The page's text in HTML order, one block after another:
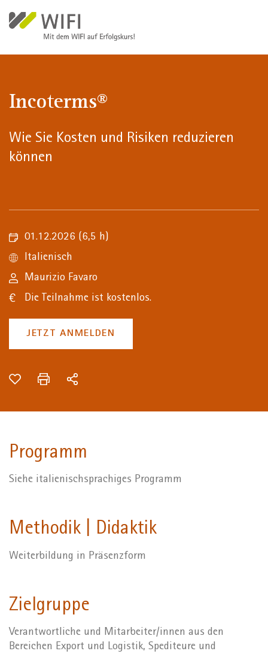
Incoterms®
Wie Sie Kosten und Risiken reduzieren
können
01.12.2026 (6,5 h)
Italienisch
Maurizio Favaro
Die Teilnahme ist kostenlos.
JETZT ANMELDEN
Programm
Siehe italienischsprachiges Programm
Methodik | Didaktik
Weiterbildung in Präsenzform
Zielgruppe
Verantwortliche und Mitarbeiter/innen aus den
Bereichen Export und Logistik, Spediteure und